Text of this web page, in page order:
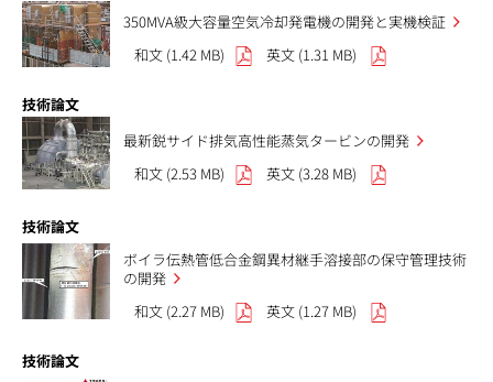
350MVA級大容量空気冷却発電機の開発と実機検証
和文 (1.42 MB)
英文 (1.31 MB)
技術論文
最新鋭サイド排気高性能蒸気タービンの開発
和文 (2.53 MB)
英文 (3.28 MB)
技術論文
ボイラ伝熱管低合金鋼異材継手溶接部の保守管理技術
の開発
和文 (2.27 MB)
英文 (1.27 MB)
技術論文